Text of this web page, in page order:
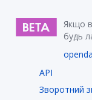
Якщо
будь
API
Зворотний